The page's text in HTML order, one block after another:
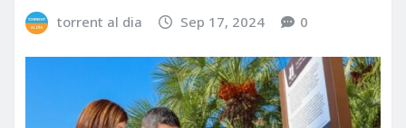
torrent al dia Sep 17, 2024 0